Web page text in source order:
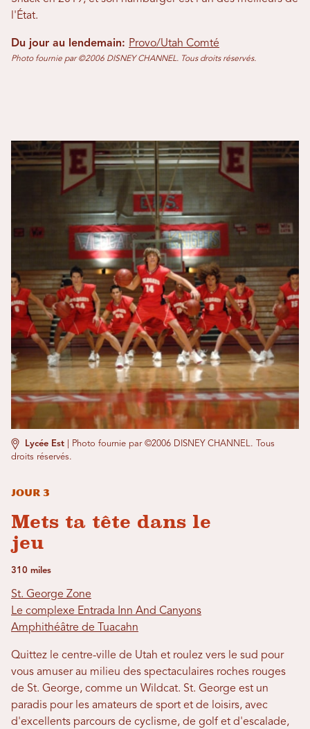
l'État.
Du jour au lendemain: Provo/Utah Comté
Photo fournie par ©2006 DISNEY CHANNEL. Tous droits réservés.
Lycée Est
Photo fournie par ©2006 DISNEY CHANNEL. Tous
droits réservés.
Jour 3
Mets ta tête dans le
jeu
310 miles
St. George Zone
Le complexe Entrada Inn And Canyons
Amphithéâtre de Tuacahn
Quittez le centre-ville de Utah et roulez vers le sud pour
vous amuser au milieu des spectaculaires roches rouges
de St. George, comme un Wildcat. St. George est un
paradis pour les amateurs de sport et de loisirs, avec
d'excellents parcours de cyclisme, de golf et d'escalade,